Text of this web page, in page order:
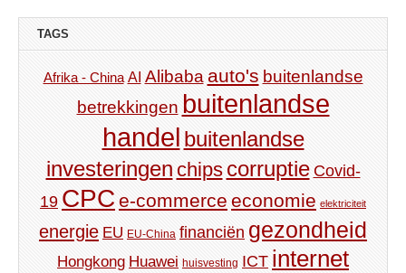
TAGS
Afrika - China AI Alibaba auto's buitenlandse
betrekkingen buitenlandse
handel buitenlandse
investeringen chips corruptie Covid-
19 CPC e-commerce economie elektriciteit
energie EU EU-China financiën gezondheid
Hongkong Huawei huisvesting ICT internet